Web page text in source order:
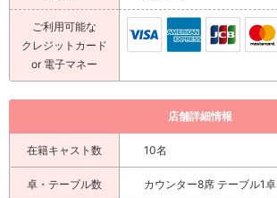
ご利用可能な
クレジットカード
or 電子マネー
店舗詳細情報
在籍キャスト数 10名
卓・テーブル数 カウンター8席 テーブル1卓